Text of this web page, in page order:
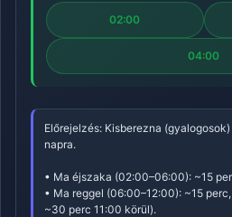
02:00
04:00
Előrejelzés: Kisberezna
napra.
• Ma éjszaka (02:00–06:00): ~15
• Ma reggel (06:00–12:00): ~15
~30 perc 11:00 körül).